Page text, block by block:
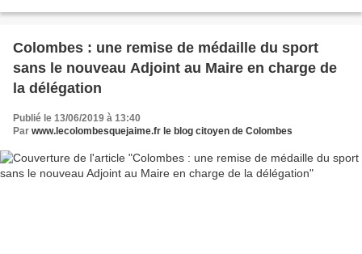
Colombes : une remise de médaille du sport
sans le nouveau Adjoint au Maire en charge de
la délégation
Publié le 13/06/2019 à 13:40
Par www.lecolombesquejaime.fr le blog citoyen de Colombes